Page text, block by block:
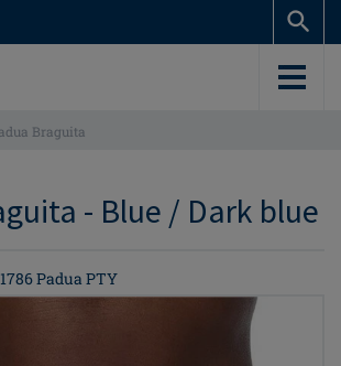
Braguita
- Blue / Dark blue
Padua PTY